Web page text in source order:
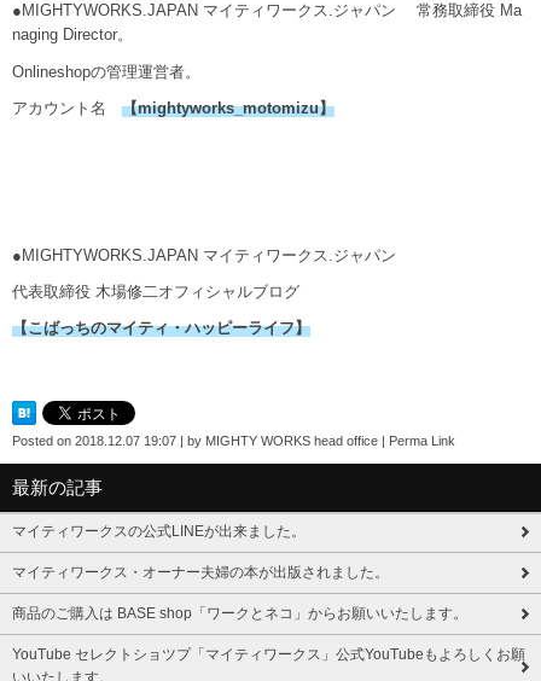
●MIGHTYWORKS.JAPAN マイティワークス.ジャパン 常務取締役 Ma
naging Director。
Onlineshopの管理運営者。
アカウント名 【mightyworks_motomizu】
●MIGHTYWORKS.JAPAN マイティワークス.ジャパン
代表取締役 木場修二オフィシャルブログ
【こばっちのマイティ・ハッピーライフ】
Posted on 2018.12.07 19:07 by MIGHTY WORKS head office Perma Link
最新の記事
マイティワークスの公式LINEが出来ました。
マイティワークス・オーナー夫婦の本が出版されました。
商品のご購入は BASE shop「ワークとネコ」からお願いいたします。
YouTube セレクトショツプ「マイティワークス」公式YouTubeもよろしくお願